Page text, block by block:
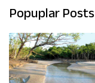
Popuplar Posts